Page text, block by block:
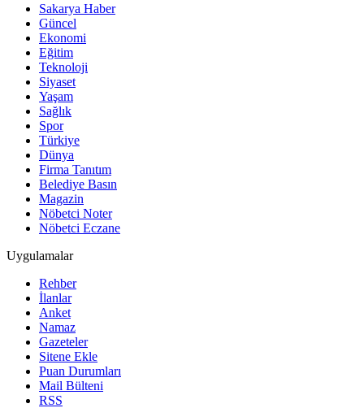
Sakarya Haber
Güncel
Ekonomi
Eğitim
Teknoloji
Siyaset
Yaşam
Sağlık
Spor
Türkiye
Dünya
Firma Tanıtım
Belediye Basın
Magazin
Nöbetci Noter
Nöbetci Eczane
Uygulamalar
Rehber
İlanlar
Anket
Namaz
Gazeteler
Sitene Ekle
Puan Durumları
Mail Bülteni
RSS